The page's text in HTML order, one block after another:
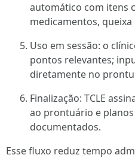
automático com itens
medicamentos,
Uso em sessão: o
pontos relevantes;
diretamente no
Finalização: TCLE
ao prontuário e
documentados.
Esse fluxo reduz tempo